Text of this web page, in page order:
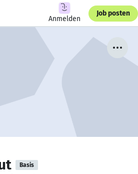
Anmelden
Job posten
Basis